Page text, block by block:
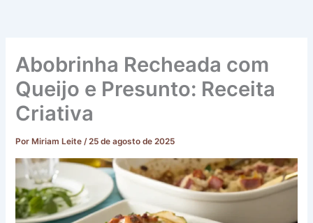
Abobrinha Recheada com
Queijo e Presunto: Receita
Criativa
Por Miriam Leite/25 de agosto de 2025